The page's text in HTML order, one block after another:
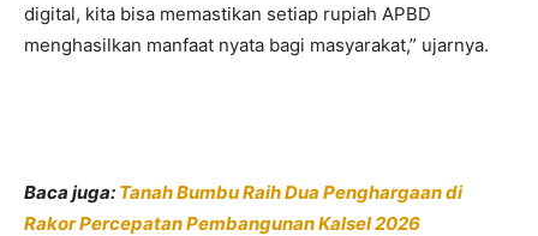
digital, kita bisa memastikan setiap rupiah APBD
menghasilkan manfaat nyata bagi masyarakat,” ujarnya.
Baca juga: Tanah Bumbu Raih Dua Penghargaan di
Rakor Percepatan Pembangunan Kalsel 2026